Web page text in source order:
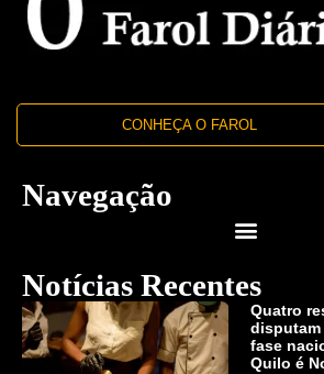
CONHEÇA O FAROL
Navegação
Notícias Recentes
Quatro
disputam
fase
Quilo é